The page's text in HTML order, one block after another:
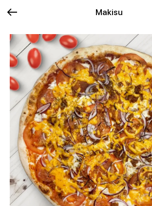
Makisu